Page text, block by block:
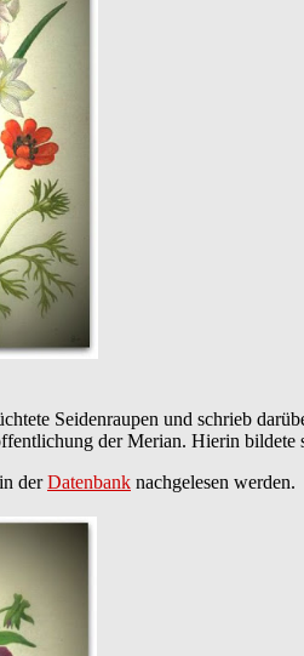
Seidenraupen und schrieb
der Merian. Hierin
derDatenbank nachgelesen werden.